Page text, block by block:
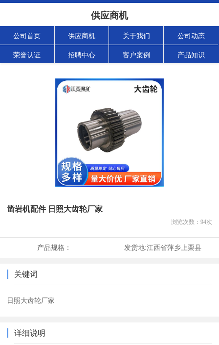
供应商机
公司首页 供应商机 关于我们 公司动态
荣誉认证 招聘中心 客户案例 产品知识
凿岩机配件 日照大齿轮厂家
浏览次数： 94次
产品规格： 发货地:江西省萍乡上栗县
关键词
日照大齿轮厂家
详细说明